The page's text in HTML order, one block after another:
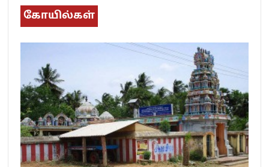
கோயில்கள்